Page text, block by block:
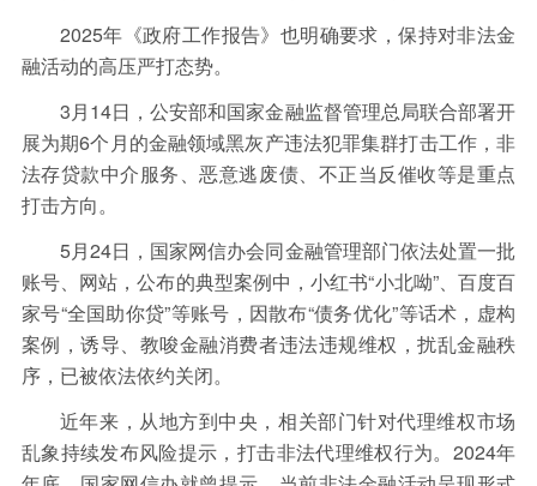
2025年《政府工作报告》也明确要求，保持对非法金
融活动的高压严打态势。
3月14日，公安部和国家金融监督管理总局联合部署开
展为期6个月的金融领域黑灰产违法犯罪集群打击工作，非
法存贷款中介服务、恶意逃废债、不正当反催收等是重点
打击方向。
5月24日，国家网信办会同金融管理部门依法处置一批
账号、网站，公布的典型案例中，小红书“小北呦”、百度百
家号“全国助你贷”等账号，因散布“债务优化”等话术，虚构
案例，诱导、教唆金融消费者违法违规维权，扰乱金融秩
序，已被依法依约关闭。
近年来，从地方到中央，相关部门针对代理维权市场
乱象持续发布风险提示，打击非法代理维权行为。2024年